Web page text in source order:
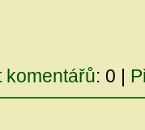
komentářů: 0 |